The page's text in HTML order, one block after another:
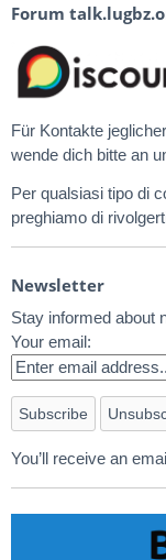
Forum
Für Kontakte
wende dich bitte an
Per qualsiasi tipo di
preghiamo di
Newsletter
Stay informed about
Your email:
You’ll receive an